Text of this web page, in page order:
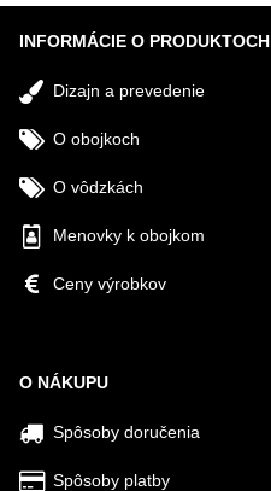
INFORMÁCIE O PRODUKTOCH
Dizajn a prevedenie
O obojkoch
O vôdzkách
Menovky k obojkom
Ceny výrobkov
O NÁKUPU
Spôsoby doručenia
Spôsoby platby